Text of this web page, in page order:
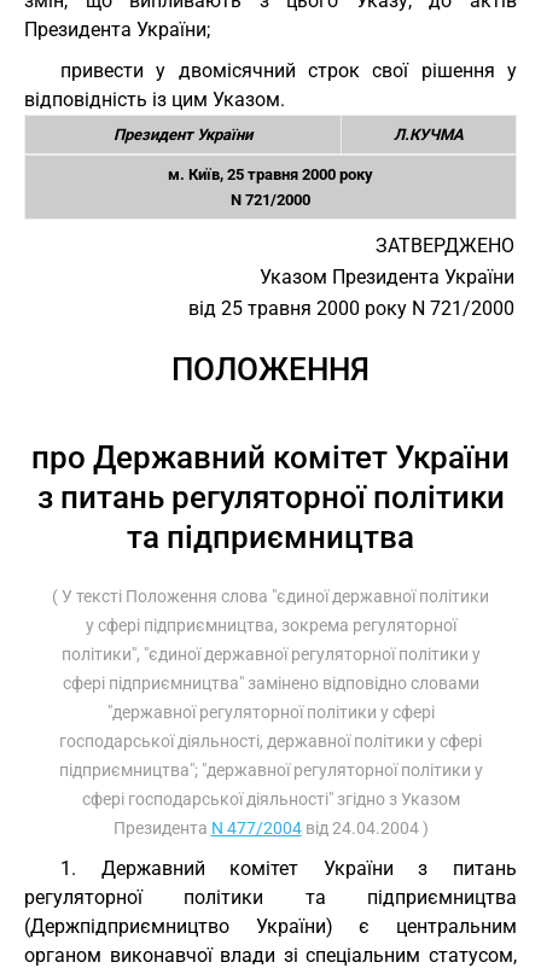
Президента України;
привести у двомісячний строк свої рішення у
відповідність із цим Указом.
Президент України Л.КУЧМА
м. Київ, 25 травня 2000 року
N 721/2000
ЗАТВЕРДЖЕНО
Указом Президента України
від 25 травня 2000 року N 721/2000
ПОЛОЖЕННЯ
про Державний комітет України
з питань регуляторної політики
та підприємництва
( У тексті Положення слова "єдиної державної політики
у сфері підприємництва, зокрема регуляторної
політики", "єдиної державної регуляторної політики у
сфері підприємництва" замінено відповідно словами
"державної регуляторної політики у сфері
господарської діяльності, державної політики у сфері
підприємництва"; "державної регуляторної політики у
сфері господарської діяльності" згідно з Указом
Президента N 477/2004від 24.04.2004 )
1. Державний комітет України з питань
регуляторної політики та підприємництва
(Держпідприємництво України) є центральним
органом виконавчої влади зі спеціальним статусом,